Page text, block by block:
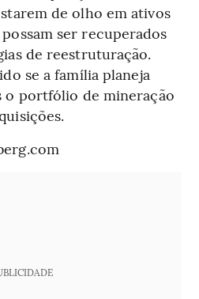
de olho em ativos
ser recuperados
de reestruturação.
se a família planeja
o portfólio de mineração